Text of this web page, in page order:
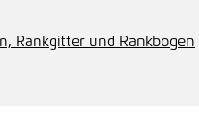
Rankgitter und Rankbogen